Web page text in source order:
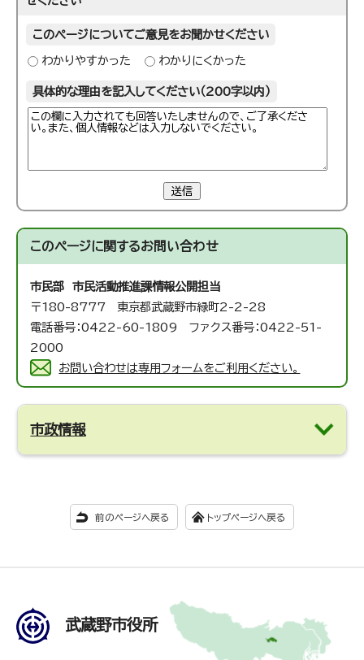
このページについてご意見をお聞かせください
わかりやすかった わかりにくかった
具体的な理由を記入してください（200字以内）
送信
このページに関するお問い合わせ
市民部 市民活動推進課情報公開担当
〒180-8777 東京都武蔵野市緑町2-2-28
電話番号：0422-60-1809 ファクス番号：0422-51-
2000
お問い合わせは専用フォームをご利用ください。
市政情報
前のページへ戻る トップページへ戻る
武蔵野市役所